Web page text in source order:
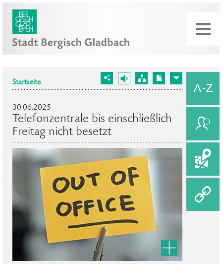
Startseite
30.06.2025
Telefonzentrale bis einschließlich
Freitag nicht besetzt